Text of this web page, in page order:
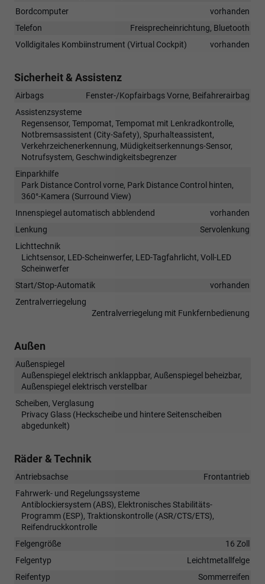
Bordcomputer
vorhanden
Telefon
Freisprecheinrichtung, Bluetooth
Volldigitales Kombiinstrument (Virtual Cockpit)
vorhanden
Sicherheit & Assistenz
Airbags
Fenster-/Kopfairbags Vorne, Beifahrerairbag
Assistenzsysteme
Regensensor, Tempomat, Tempomat mit Lenkradkontrolle,
Notbremsassistent (City-Safety), Spurhalteassistent,
Verkehrzeichenerkennung, Müdigkeitserkennungs-Sensor,
Notrufsystem, Geschwindigkeitsbegrenzer
Einparkhilfe
Park Distance Control vorne, Park Distance Control hinten,
360°-Kamera (Surround View)
Innenspiegel automatisch abblendend
vorhanden
Lenkung
Servolenkung
Lichttechnik
Lichtsensor, LED-Scheinwerfer, LED-Tagfahrlicht, Voll-LED
Scheinwerfer
Start/Stop-Automatik
vorhanden
Zentralverriegelung
Zentralverriegelung mit Funkfernbedienung
Außen
Außenspiegel
Außenspiegel elektrisch anklappbar, Außenspiegel beheizbar,
Außenspiegel elektrisch verstellbar
Scheiben, Verglasung
Privacy Glass (Heckscheibe und hintere Seitenscheiben
abgedunkelt)
Räder & Technik
Antriebsachse
Frontantrieb
Fahrwerk- und Regelungssysteme
Antiblockiersystem (ABS), Elektronisches Stabilitäts-
Programm (ESP), Traktionskontrolle (ASR/CTS/ETS),
Reifendruckkontrolle
Felgengröße
16 Zoll
Felgentyp
Leichtmetallfelge
Reifentyp
Sommerreifen